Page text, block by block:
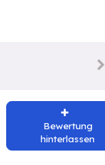
Bewertung
hinterlassen